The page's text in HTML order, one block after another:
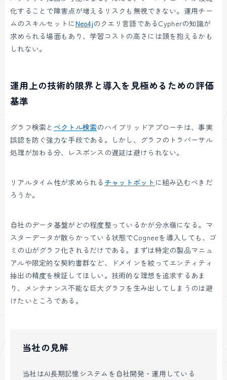
化することで障害点が増えるリスクも無視できない。運用チー
ムのスキルセットにNeo4jのクエリ言語であるCypherの知識が
求められる場面もあり、学習コストの高さには頭を抱えるかも
しれない。
運用上の技術的限界と導入を見極めるための評価
基準
グラフ検索と ベクトル検索のハイブリッドアプローチは、事実
誤認を防ぐ強力な手段である。しかし、グラフのトラバーサル
処理が加わる分、レスポンスの遅延は避けられない。
リアルタイム性が求められる チャットボット に組み込むべきだ
ろうか。
自社のデータ基盤がどの程度整っているかが分水嶺になる。マ
スターデータが散らかっている状態でCogneeを導入しても、ゴ
ミの山がグラフ化されるだけである。まずは特定の製品マニュ
アルや限定的な契約書群など、ドメインを絞ってエンティティ
抽出の精度を検証してほしい。技術的な理想を追求するあま
り、メンテナンス不能な巨大グラフを生み出してしまうのは避
けたいところである。
当社の見解
当社はAI長期記憶システムを自社開発・運用している